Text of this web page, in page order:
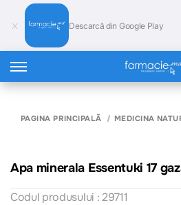
Descarcă din Google Play
PAGINA PRINCIPALĂ MEDICINA
Apa minerala Essentuki 17
Codul produsului : 29711